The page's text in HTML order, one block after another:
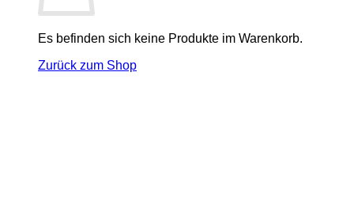
Es befinden sich keine Produkte im Warenkorb.
Zurück zum Shop